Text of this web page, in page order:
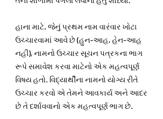
હાના માટે, જેનું પ્રથમ નામ વારંવાર ખોટા
ઉચ્ચારવામાં આવે છે (હુન-આહ, હેન-આહ
નહીં), નામનો ઉચ્ચાર સૂચન પત્રકના ભાગ
રૂપે સમાવેશ કરવા માટેનો એક મહત્વપૂર્ણ
વિષય હતો. વિદ્યાર્થીના નામનો યોગ્ય રીતે
ઉચ્ચાર કરવો એ તેમને આવકાર્ય અને આદર
છે તે દર્શાવવાનો એક મહત્વપૂર્ણ ભાગ છે.